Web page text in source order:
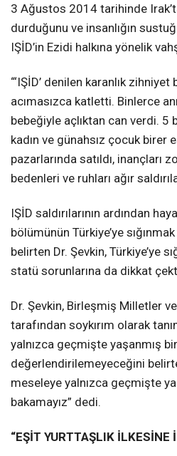
3 Ağustos 2014 tarihinde
durduğunu ve insanlığın
IŞİD’in Ezidi halkına yönelik
“‘IŞİD’ denilen karanlık zihniyet
acımasızca katletti. Binlerce
bebeğiyle açlıktan can verdi. 5
kadın ve günahsız çocuk birer
pazarlarında satıldı, inançları
bedenleri ve ruhları ağır
IŞİD saldırılarının ardından
bölümünün Türkiye’ye
belirten Dr. Şevkin, Türkiye’ye
statü sorunlarına da dikkat
Dr. Şevkin, Birleşmiş Milletler
tarafından soykırım olarak
yalnızca geçmişte yaşanmış
değerlendirilemeyeceğini
meseleye yalnızca geçmişte
bakamayız” dedi.
“EŞİT YURTTAŞLIK İLKESİNE